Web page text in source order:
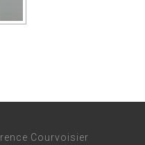
Courvoisier